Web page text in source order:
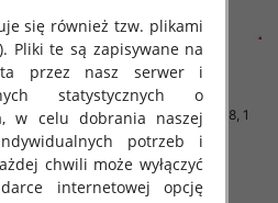
Komplet Chłopięca Roz 3-8, 1
kolor Paczka 5 szt
42.00 zł
szczegóły
się również tzw. plikami
Pliki te są zapisywane na
przez nasz serwer i
statystycznych o
w celu dobrania naszej
potrzeb i
chwili może wyłączyć
internetowej opcję